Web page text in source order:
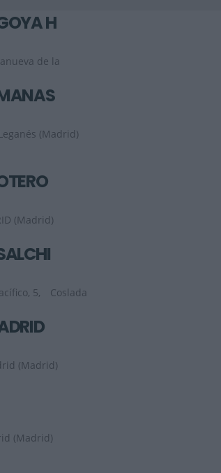
H
de la
Leganés (Madrid)
(Madrid)
5,
Coslada
(Madrid)
(Madrid)